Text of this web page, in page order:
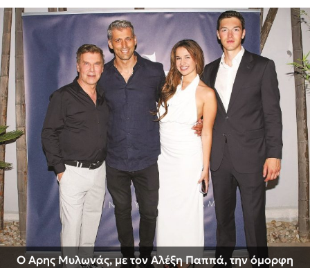
Ο Αρης Μυλωνάς, με τον Αλέξη Παππά, την όμορφη